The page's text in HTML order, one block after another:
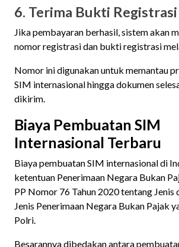
6. Terima Bukti Registrasi
Jika pembayaran berhasil, sistem akan
nomor registrasi dan bukti registrasi
Nomor ini digunakan untuk memantau
SIM internasional hingga dokumen
dikirim.
Biaya Pembuatan SIM
Internasional Terbaru
Biaya pembuatan SIM internasional di
ketentuan Penerimaan Negara Bukan
PP Nomor 76 Tahun 2020 tentang Jenis
Jenis Penerimaan Negara Bukan Pajak
Polri.
Besarannya dibedakan antara